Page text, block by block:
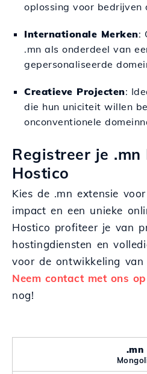
oplossing voor bedrijven
Internationale Merken:
.mn als onderdeel van
gepersonaliseerde
Creatieve Projecten:
die hun uniciteit willen
onconventionele
Registreer je .mn
Hostico
Kies de .mn extensie
impact en een unieke
Hostico profiteer je van
hostingdiensten en
voor de ontwikkeling
Neem contact met ons op
nog!
.mn